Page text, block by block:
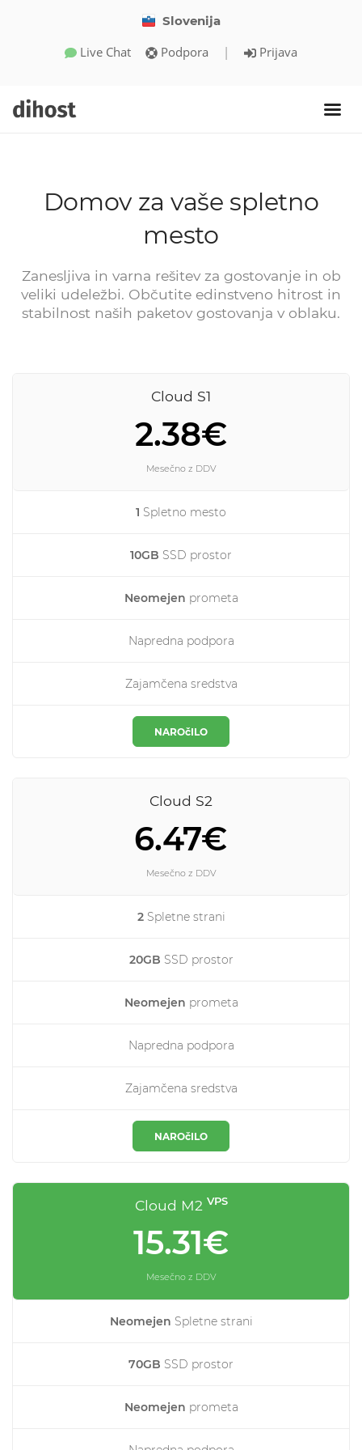
Slovenija
Live Chat Podpora | Prijava
Domov za vaše spletno
mesto
Zanesljiva in varna rešitev za gostovanje in ob
veliki udeležbi. Občutite edinstveno hitrost in
stabilnost naših paketov gostovanja v oblaku.
Cloud S1
2.38€
Mesečno z DDV
1 Spletno mesto
10GB SSD prostor
Neomejen prometa
Napredna podpora
Zajamčena sredstva
NAROčILO
Cloud S2
6.47€
Mesečno z DDV
2 Spletne strani
20GB SSD prostor
Neomejen prometa
Napredna podpora
Zajamčena sredstva
NAROčILO
Cloud M2 VPS
15.31€
Mesečno z DDV
Neomejen Spletne strani
70GB SSD prostor
Neomejen prometa